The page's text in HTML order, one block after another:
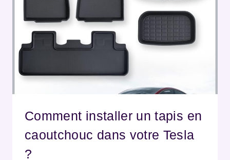
Comment installer un tapis en
caoutchouc dans votre Tesla
?